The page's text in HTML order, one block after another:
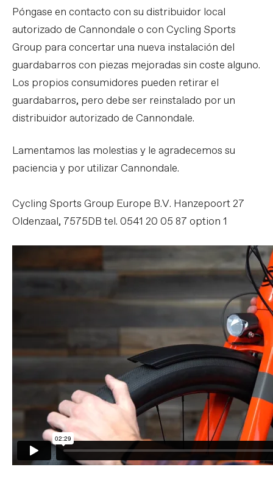
Póngase en contacto con su distribuidor local
autorizado de Cannondale o con Cycling Sports
Group para concertar una nueva instalación del
guardabarros con piezas mejoradas sin coste alguno.
Los propios consumidores pueden retirar el
guardabarros, pero debe ser reinstalado por un
distribuidor autorizado de Cannondale.
Lamentamos las molestias y le agradecemos su
paciencia y por utilizar Cannondale.
Cycling Sports Group Europe B.V. Hanzepoort 27
Oldenzaal, 7575DB tel. 0541 20 05 87 option 1